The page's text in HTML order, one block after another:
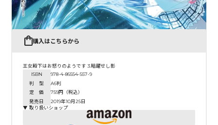
購入はこちらから
王女殿下はお怒りのようです 3.暗躍せし影
ISBN
978-4-86554-557-9
判 型
A6判
定 価
759円（税込）
発売日
2019年10月25日
▼ 取り扱いショップ